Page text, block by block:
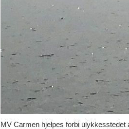
MV Carmen hjelpes forbi ulykkesstedet